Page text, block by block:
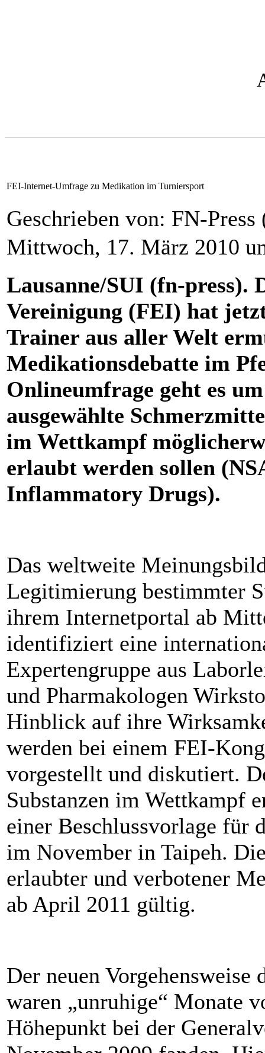
FEI-Internet-Umfrage zu Medikation im Turniersport
Geschrieben von: FN-
Mittwoch, 17. März 2010
Lausanne/SUI (fn-press).
Vereinigung (FEI) hat
Trainer aus aller Welt
Medikationsdebatte im
Onlineumfrage geht es
ausgewählte
im Wettkampf
erlaubt werden sollen
Inflammatory Drugs).
Das weltweite
Legitimierung bestimmter
ihrem Internetportal ab
identifiziert eine
Expertengruppe aus
und Pharmakologen
Hinblick auf ihre
werden bei einem FEI-
vorgestellt und diskutiert.
Substanzen im Wettkampf
einer Beschlussvorlage für
im November in Taipeh.
erlaubter und verbotener
ab April 2011 gültig.
Der neuen
waren „unruhige“ Monate
Höhepunkt bei der